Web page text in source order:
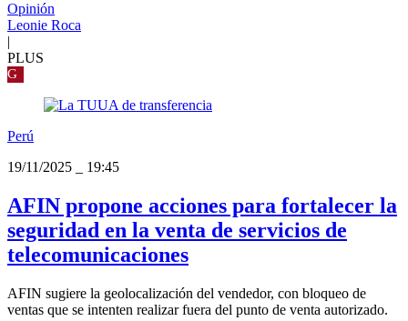
Opinión
Leonie Roca
|
PLUS
G
Perú
19/11/2025
19:45
AFIN propone acciones para fortalecer la
seguridad en la venta de servicios de
telecomunicaciones
AFIN sugiere la geolocalización del vendedor, con bloqueo de
ventas que se intenten realizar fuera del punto de venta autorizado.